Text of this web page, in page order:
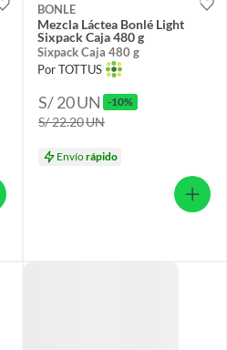
BONLE
Mezcla Láctea Bonlé Light
Sixpack Caja 480 g
Sixpack Caja 480 g
Por TOTTUS
S/ 20UN -10%
S/ 22.20UN
Envíorápido